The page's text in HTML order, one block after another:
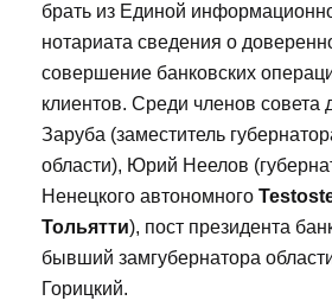
брать из Единой
нотариата сведения о
совершение банковских
клиентов. Среди членов
Заруба (заместитель
области), Юрий Неелов
Ненецкого автономного
Тольятти), пост президента
бывший замгубернатора
Горицкий.